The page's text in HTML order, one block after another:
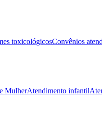
toxicológicosConvênios
MulherAtendimento infantil